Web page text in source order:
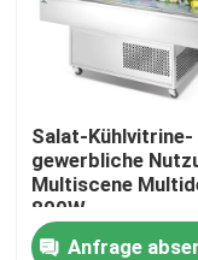
Unter
Kuchenkühlvitrine
Salat-Kühlvitrine-
gewerbliche
Multiscene
800W
Anfrage